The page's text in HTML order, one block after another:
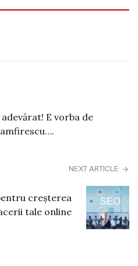
E vorba de
NEXT ARTICLE
creșterea
tale online